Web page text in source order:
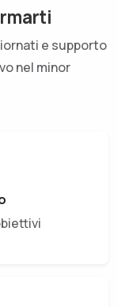
e supporto
nel minor